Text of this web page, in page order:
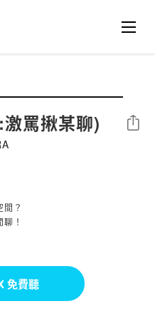
罵揪某聊) 分享
？
！
免費聽